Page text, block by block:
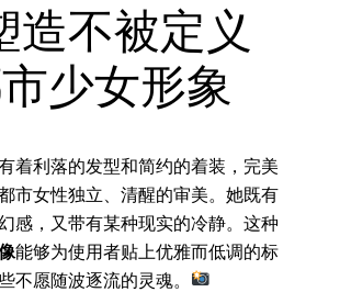
造不被定义
少女形象
着利落的发型和简约的着装，完美
市女性独立、清醒的审美。她既有
感，又带有某种现实的冷静。这种
能够为使用者贴上优雅而低调的标
不愿随波逐流的灵魂。